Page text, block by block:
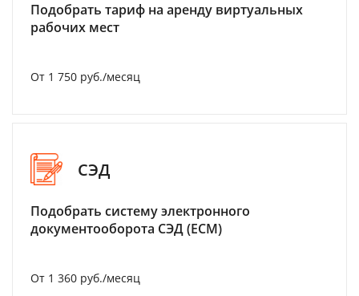
Подобрать тариф на аренду виртуальных
рабочих мест
От 1 750 руб./месяц
СЭД
Подобрать систему электронного
документооборота СЭД (ECM)
От 1 360 руб./месяц